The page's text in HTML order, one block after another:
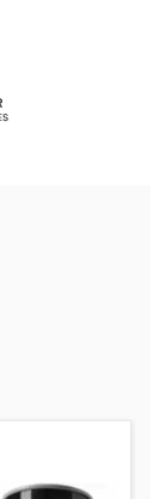
에테르)
에톡실화 프
에테르)